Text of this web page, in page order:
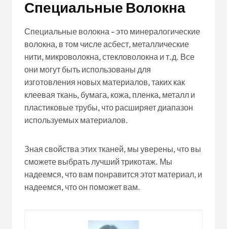
Специальные Волокна
Специальные волокна - это минералогические
волокна, в том числе асбест, металлические
нити, микроволокна, стекловолокна и т.д. Все
они могут быть использованы для
изготовления новых материалов, таких как
клеевая ткань, бумага, кожа, пленка, металл и
пластиковые трубы, что расширяет диапазон
используемых материалов.
Зная свойства этих тканей, мы уверены, что вы
сможете выбрать лучший трикотаж. Мы
надеемся, что вам понравится этот материал, и
надеемся, что он поможет вам.